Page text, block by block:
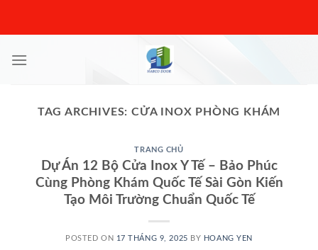
TAG ARCHIVES: CỬA INOX PHÒNG KHÁM
TRANG CHỦ
Dự Án 12 Bộ Cửa Inox Y Tế – Bảo Phúc
Cùng Phòng Khám Quốc Tế Sài Gòn Kiến
Tạo Môi Trường Chuẩn Quốc Tế
POSTED ON 17 THÁNG 9, 2025 BY HOANG YEN